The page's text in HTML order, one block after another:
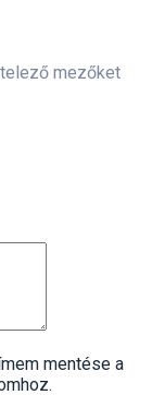
mezőket
mentése a